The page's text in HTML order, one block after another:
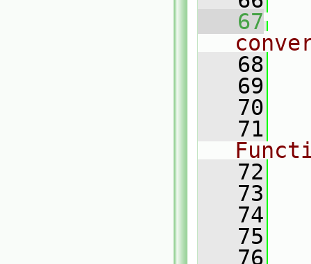
   67
   68
   69
   70
   71
   72
   73
   74
   75
   76